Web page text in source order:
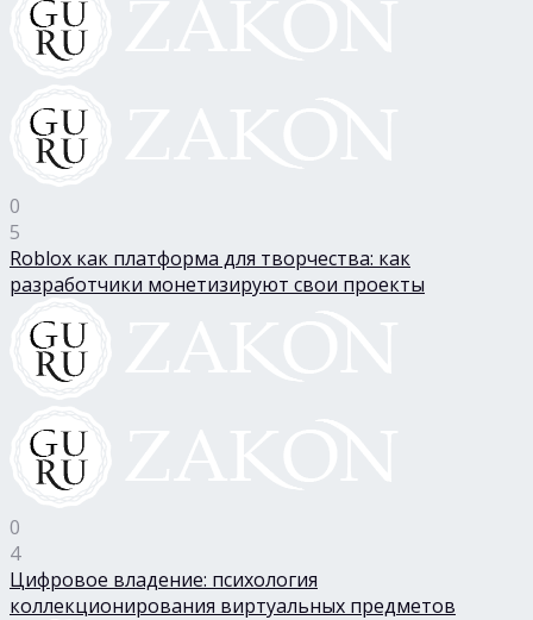
0
5
Roblox как платформа для творчества: как
разработчики монетизируют свои проекты
0
4
Цифровое владение: психология
коллекционирования виртуальных предметов